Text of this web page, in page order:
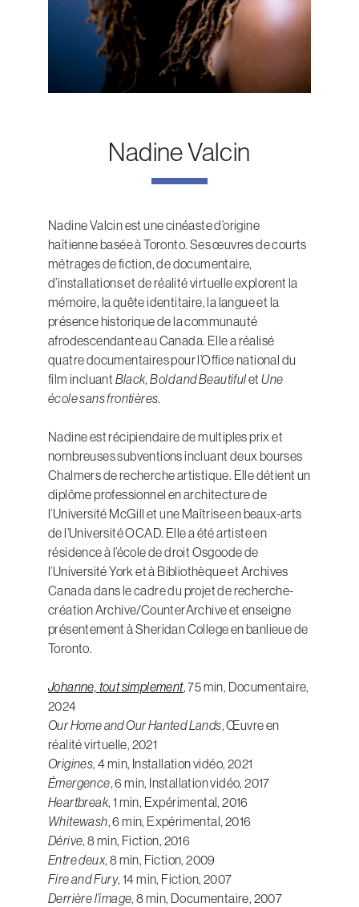
Nadine Valcin
Nadine Valcin est une cinéaste d’origine
haïtienne basée à Toronto. Ses œuvres de courts
métrages de fiction, de documentaire,
d’installations et de réalité virtuelle explorent la
mémoire, la quête identitaire, la langue et la
présence historique de la communauté
afrodescendante au Canada. Elle a réalisé
quatre documentaires pour l’Office national du
film incluant Black, Bold and BeautifuletUne
école sans frontières.
Nadine est récipiendaire de multiples prix et
nombreuses subventions incluant deux bourses
Chalmers de recherche artistique. Elle détient un
diplôme professionnel en architecture de
l’Université McGill et une Maîtrise en beaux-arts
de l’Université OCAD. Elle a été artiste en
résidence à l’école de droit Osgoode de
l’Université York et à Bibliothèque et Archives
Canada dans le cadre du projet de recherche-
création Archive/CounterArchive et enseigne
présentement à Sheridan College en banlieue de
Toronto.
Johanne, tout simplement, 75 min, Documentaire,
2024
Our Home and Our Hanted Lands, Œuvre en
réalité virtuelle, 2021
Origines, 4 min, Installation vidéo, 2021
Émergence, 6 min, Installation vidéo, 2017
Heartbreak, 1 min, Expérimental, 2016
Whitewash, 6 min, Expérimental, 2016
Dérive, 8 min, Fiction, 2016
Entre deux, 8 min, Fiction, 2009
Fire and Fury, 14 min, Fiction, 2007
Derrière l’image, 8 min, Documentaire, 2007